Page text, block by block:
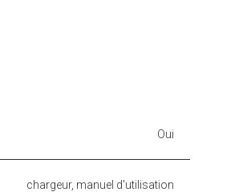
Oui
chargeur, manuel d'utilisation